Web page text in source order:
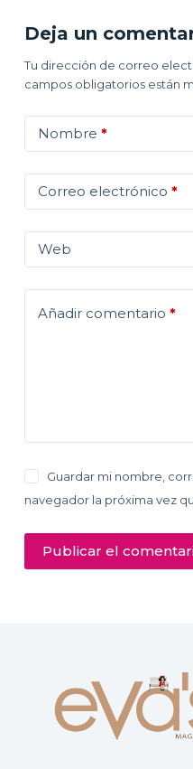
Deja un
Tu dirección de correo
campos obligatorios están
Nombre *
Correo electrónico *
Web
Añadir comentario *
Guardar mi nombre,
navegador la próxima vez
Publicar el